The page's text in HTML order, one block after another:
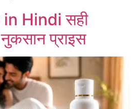
Hindi सही
प्राइस